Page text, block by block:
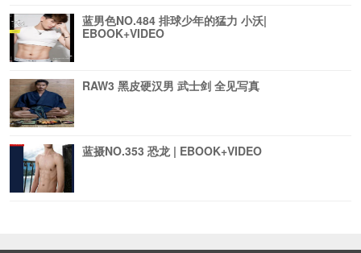
蓝男色NO.484 排球少年的猛力 小沃|
EBOOK+VIDEO
RAW3 黑皮硬汉男 武士剑 全见写真
蓝摄NO.353 恐龙 | EBOOK+VIDEO